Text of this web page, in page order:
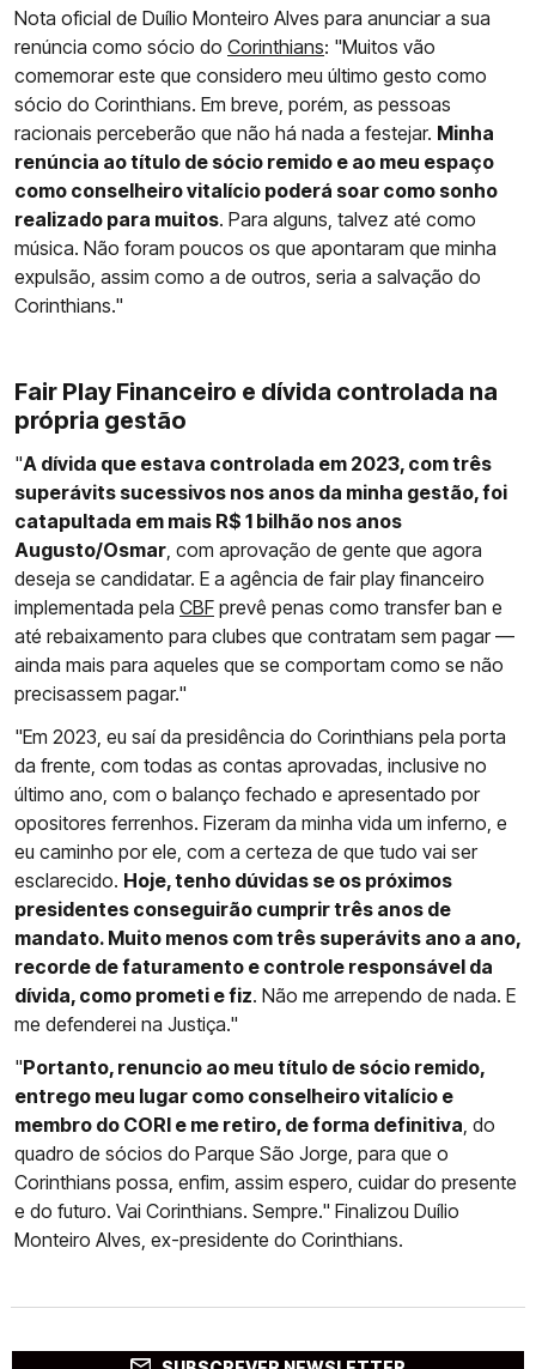
Nota oficial de Duílio Monteiro Alves para anunciar a sua
renúncia como sócio do Corinthians: "Muitos vão
comemorar este que considero meu último gesto como
sócio do Corinthians. Em breve, porém, as pessoas
racionais perceberão que não há nada a festejar. Minha
renúncia ao título de sócio remido e ao meu espaço
como conselheiro vitalício poderá soar como sonho
realizado para muitos. Para alguns, talvez até como
música. Não foram poucos os que apontaram que minha
expulsão, assim como a de outros, seria a salvação do
Corinthians."
Fair Play Financeiro e dívida controlada na
própria gestão
"A dívida que estava controlada em 2023, com três
superávits sucessivos nos anos da minha gestão, foi
catapultada em mais R$ 1 bilhão nos anos
Augusto/Osmar , com aprovação de gente que agora
deseja se candidatar. E a agência de fair play financeiro
implementada pela CBF prevê penas como transfer ban e
até rebaixamento para clubes que contratam sem pagar —
ainda mais para aqueles que se comportam como se não
precisassem pagar."
"Em 2023, eu saí da presidência do Corinthians pela porta
da frente, com todas as contas aprovadas, inclusive no
último ano, com o balanço fechado e apresentado por
opositores ferrenhos. Fizeram da minha vida um inferno, e
eu caminho por ele, com a certeza de que tudo vai ser
esclarecido. Hoje, tenho dúvidas se os próximos
presidentes conseguirão cumprir três anos de
mandato. Muito menos com três superávits ano a ano,
recorde de faturamento e controle responsável da
dívida, como prometi e fiz. Não me arrependo de nada. E
me defenderei na Justiça."
"Portanto, renuncio ao meu título de sócio remido,
entrego meu lugar como conselheiro vitalício e
membro do CORI e me retiro, de forma definitiva , do
quadro de sócios do Parque São Jorge, para que o
Corinthians possa, enfim, assim espero, cuidar do presente
e do futuro. Vai Corinthians. Sempre." Finalizou Duílio
Monteiro Alves, ex-presidente do Corinthians.